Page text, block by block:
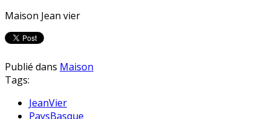
Maison Jean vier
Publié dans Maison
Tags:
JeanVier
PaysBasque